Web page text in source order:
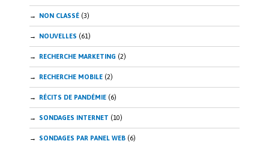
NON CLASSÉ (3)
NOUVELLES (61)
RECHERCHE MARKETING (2)
RECHERCHE MOBILE (2)
RÉCITS DE PANDÉMIE (6)
SONDAGES INTERNET (10)
SONDAGES PAR PANEL WEB (6)